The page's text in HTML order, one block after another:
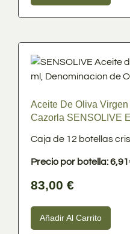
Aceite De Oliva
Cazorla SENSOLIVE
Caja de 12 botellas
Precio por botella:
83,00 €
Añadir Al Carrito